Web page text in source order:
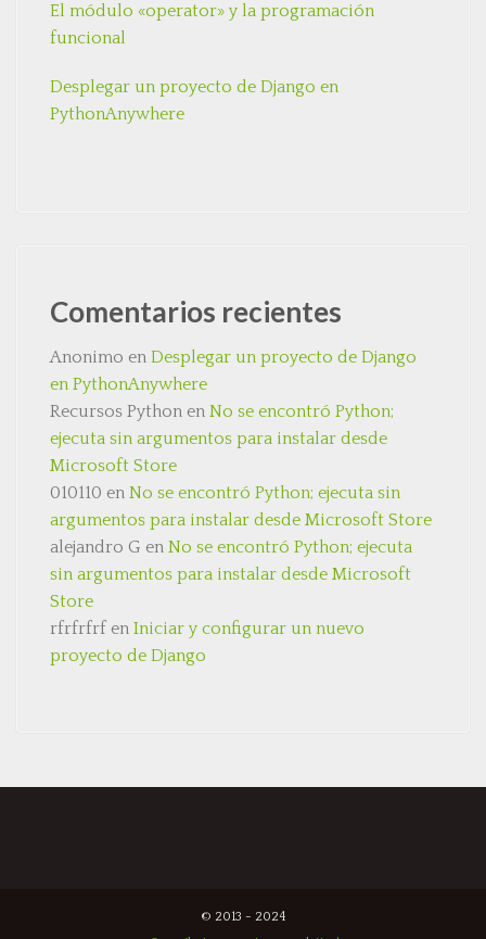
El módulo «operator» y la programación
funcional
Desplegar un proyecto de Django en
PythonAnywhere
Comentarios recientes
Anonimo en Desplegar un proyecto de Django
en PythonAnywhere
Recursos Python en No se encontró Python;
ejecuta sin argumentos para instalar desde
Microsoft Store
010110 en No se encontró Python; ejecuta sin
argumentos para instalar desde Microsoft Store
alejandro G en No se encontró Python; ejecuta
sin argumentos para instalar desde Microsoft
Store
rfrfrfrf en Iniciar y configurar un nuevo
proyecto de Django
© 2013 - 2024